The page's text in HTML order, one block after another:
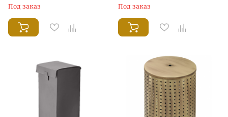
Под заказ Под заказ